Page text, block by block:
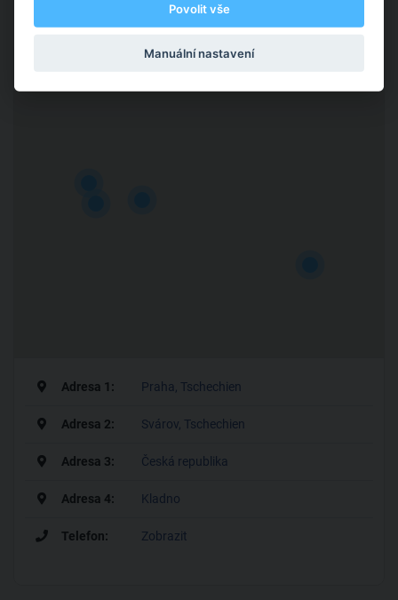
Adresa 1: Praha, Tschechien
Adresa 2: Svárov, Tschechien
Adresa 3: Česká republika
Adresa 4: Kladno
Telefon: Zobrazit
Povolit vše
Manuální nastavení